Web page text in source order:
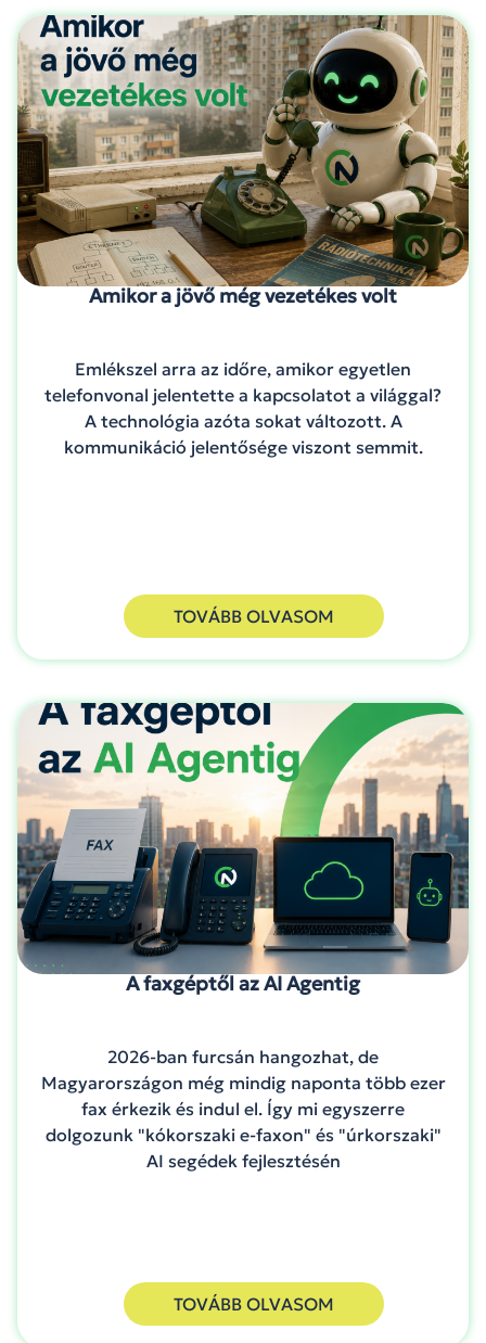
Amikor a jövő még vezetékes volt
Emlékszel arra az időre, amikor egyetlen
telefonvonal jelentette a kapcsolatot a világgal?
A technológia azóta sokat változott. A
kommunikáció jelentősége viszont semmit.
TOVÁBB OLVASOM
A faxgéptől az AI Agentig
2026-ban furcsán hangozhat, de
Magyarországon még mindig naponta több ezer
fax érkezik és indul el. Így mi egyszerre
dolgozunk "kókorszaki e-faxon" és "úrkorszaki"
AI segédek fejlesztésén
TOVÁBB OLVASOM